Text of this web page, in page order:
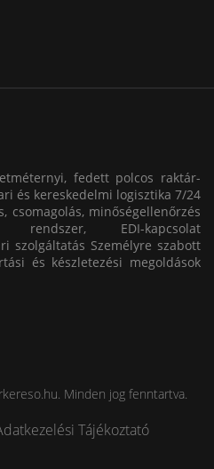
fedett polcos raktár-
és kereskedelmi logisztika 7/24
csomagolás, minőségellenőrzés
rendszer, EDI-kapcsolat
szolgáltatás Személyre szabott
és készletezési megoldások
Minden jog fenntartva.
Tájékoztató